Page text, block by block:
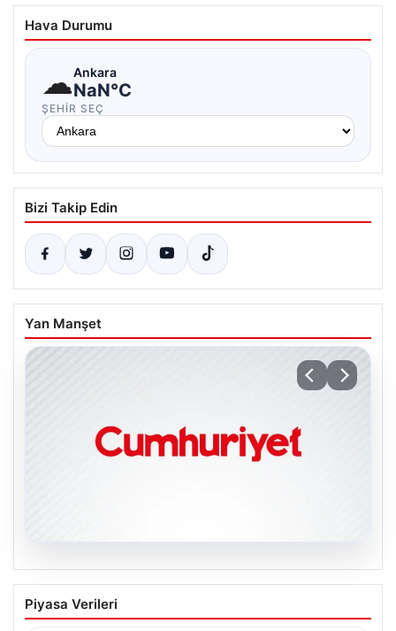
Hava Durumu
☁Ankara
NaN°C
ŞEHIR SEÇ
Bizi Takip Edin
Yan Manşet
Galatasaray açıkladı: Sosyal medya
hesaplarına suç duyurusu!
Piyasa Verileri